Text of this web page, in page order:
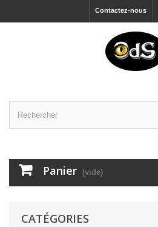
Contactez-nous
Panier (vide)
CATÉGORIES